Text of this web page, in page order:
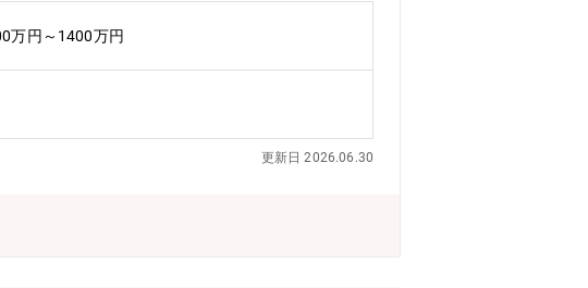
す。開発は、多様なエンジニアや研究者と連携し、
ら活躍いただけます。また、多様な専門分野に対応
ションの魅力】■業務の魅力①亜音速～極超音速の
高い技術を集結させて製品を作り上げていきます。
ション技術に携わることができ、専門分野での技術
るか、技術の調査から製品への反映、シミュレー
の魅力③防衛領域において三菱重工業は多くの実績
優れた技術者を新たに迎え入れ、さらなる技術革新
万円～1400万円
更新日 2026.06.30